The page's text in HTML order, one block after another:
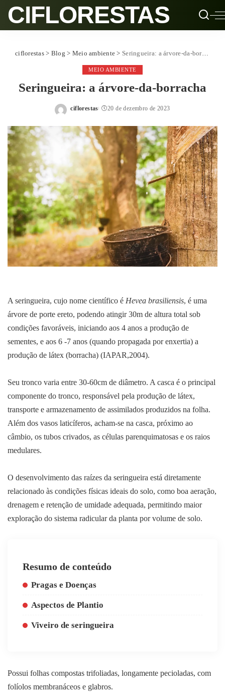
CIFLORESTAS
ciflorestas> Blog > Meio ambiente > Seringueira: a árvore-da-borracha
MEIO AMBIENTE
Seringueira: a árvore-da-borracha
Posted
ciflorestas 20 de dezembro de 2023
A seringueira, cujo nome científico é Hevea brasiliensis, é uma
árvore de porte ereto, podendo atingir 30m de altura total sob
condições favoráveis, iniciando aos 4 anos a produção de
sementes, e aos 6 -7 anos (quando propagada por enxertia) a
produção de látex (borracha) (IAPAR,2004).
Seu tronco varia entre 30-60cm de diâmetro. A casca é o principal
componente do tronco, responsável pela produção de látex,
transporte e armazenamento de assimilados produzidos na folha.
Além dos vasos laticíferos, acham-se na casca, próximo ao
câmbio, os tubos crivados, as células parenquimatosas e os raios
medulares.
O desenvolvimento das raízes da seringueira está diretamente
relacionado às condições físicas ideais do solo, como boa aeração,
drenagem e retenção de umidade adequada, permitindo maior
exploração do sistema radicular da planta por volume de solo.
Resumo de conteúdo
Pragas e Doenças
Aspectos de Plantio
Viveiro de seringueira
Possui folhas compostas trifoliadas, longamente pecioladas, com
folíolos membranáceos e glabros.